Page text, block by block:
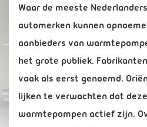
Waar de meeste
automerken kunnen
aanbieders van
het grote publiek.
vaak als eerst genoemd.
lijken te verwachten dat
warmtepompen actief zijn.